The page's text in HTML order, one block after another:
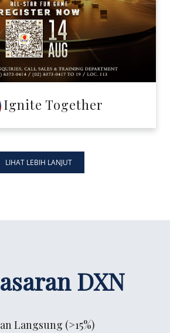
Ignite Together
LIHAT LEBIH LANJUT
DXN
Langsung (>15%)